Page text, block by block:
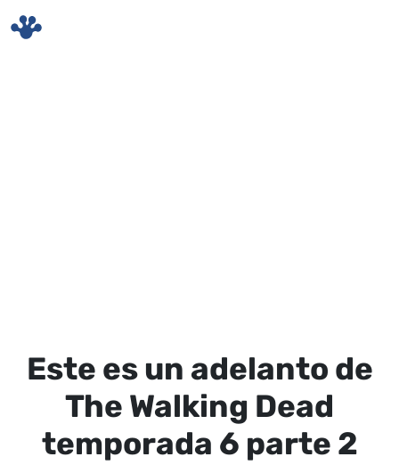
Este es un adelanto de
The Walking Dead
temporada 6 parte 2